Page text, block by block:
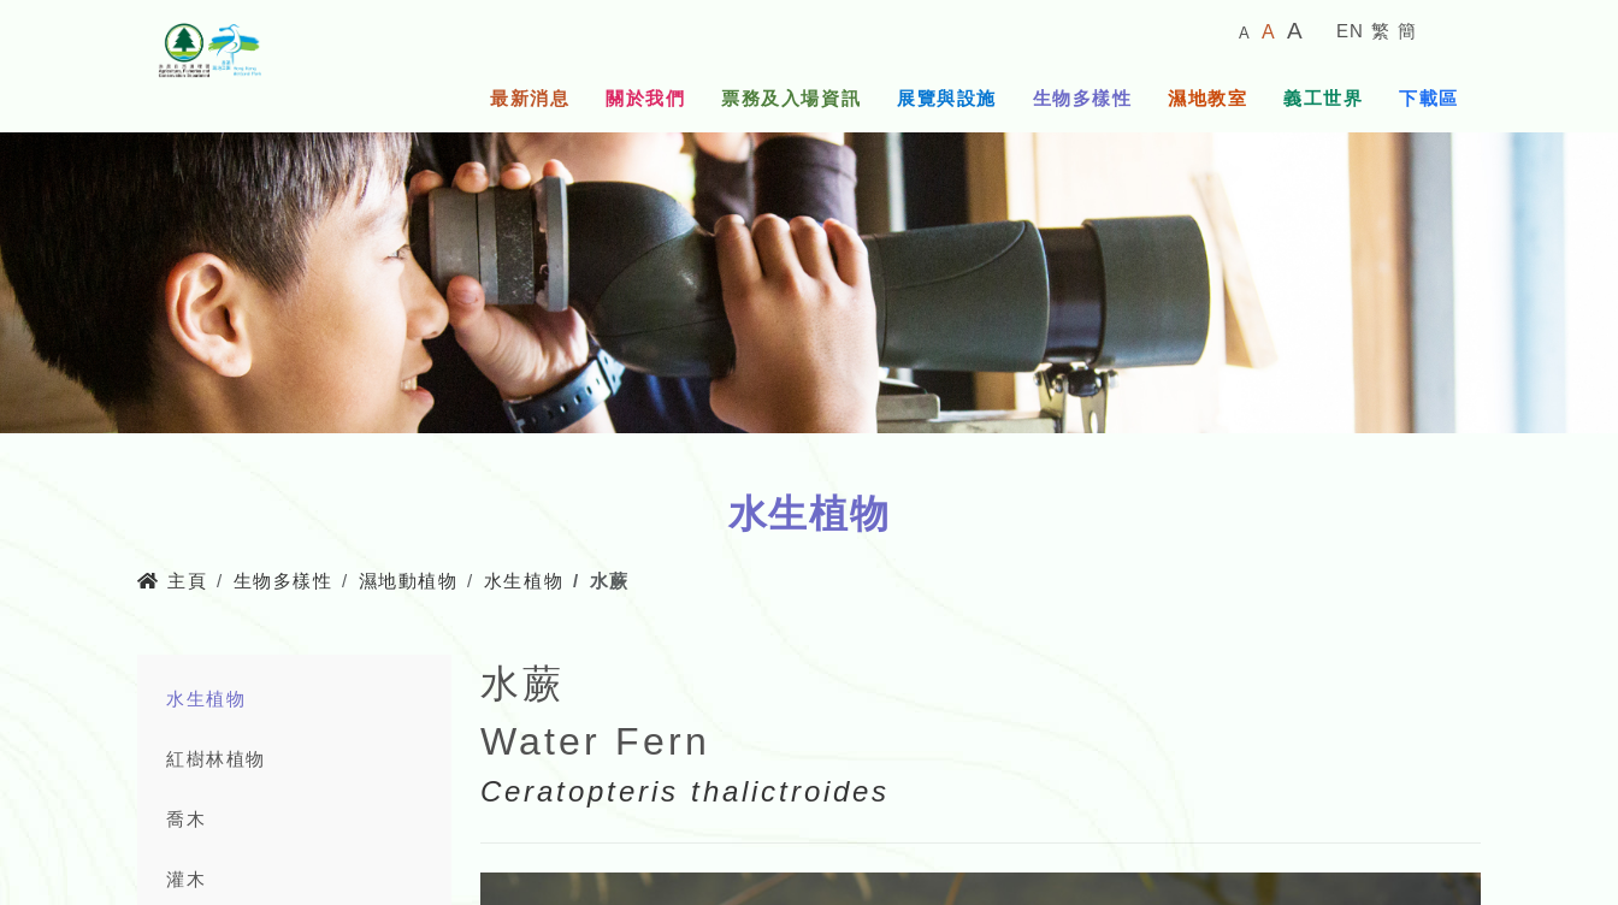
A
較
A
預
字
體
A
的
EN 繁 簡
最新消息 關於我們 票務及入場資訊 展覽與設施 生物多樣性 濕地教室 義工世界 下載區
水生植物
主頁 生物多樣性 濕地動植物 水生植物 水蕨
水生植物
紅樹林植物
喬木
灌木
水蕨
Water Fern
Ceratopteris thalictroides